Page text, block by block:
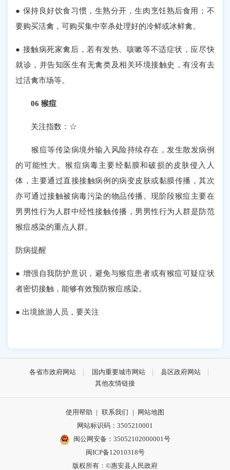
● 保持良好饮食习惯，生熟分开，生肉烹饪熟后食用；不
要购买活禽，可购买集中宰杀处理好的冷鲜或冰鲜禽。
● 接触病死家禽后，若有发热、咳嗽等不适症状，应尽快
就诊，并告知医生有无禽类及相关环境接触史，有没有去
过活禽市场等。
06 猴痘
关注指数：☆
猴痘等传染病境外输入风险持续存在，发生散发病例
的可能性大。猴痘病毒主要经黏膜和破损的皮肤侵入人
体，主要通过直接接触病例的病变皮肤或黏膜传播，其次
亦可通过接触被病毒污染的物品传播。现阶段猴痘主要在
男男性行为人群中经性接触传播，男男性行为人群是防范
猴痘感染的重点人群。
防病提醒
● 增强自我防护意识，避免与猴痘患者或有猴痘可疑症状
者密切接触，能够有效预防猴痘感染。
● 出境旅游人员，要关注
各省市政府网站 国内重要城市网站
县区政府网站
其他友情链接
使用帮助 | 联系我们 | 网站地图
网站标识码：3505210001
闽公网安备：35052102000001号
闽ICP备12010318号
版权所有：©惠安县人民政府